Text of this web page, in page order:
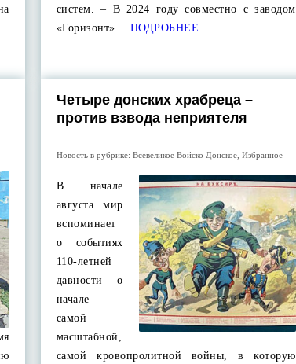
систем. – В 2024 году совместно с заводом
«Горизонт»… ПОДРОБНЕЕ
Четыре донских храбреца –
против взвода неприятеля
Новость в рубрике: Всевеликое Войско Донское, Избранное
В начале
августа мир
вспоминает
о событиях
110-летней
давности о
начале
самой
масштабной,
самой кровопролитной войны, в которую